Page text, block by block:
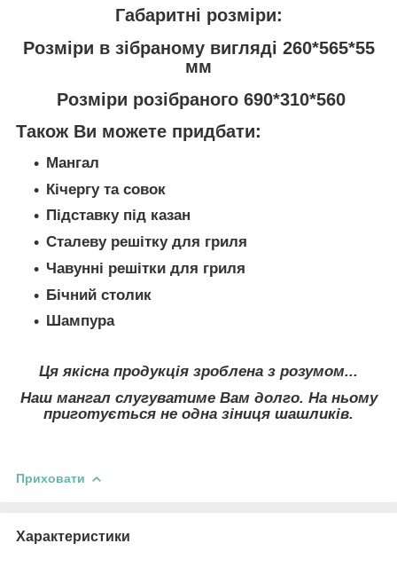
Габаритні розміри:
Розміри в зібраному вигляді 260*565*55
мм
Розміри розібраного 690*310*560
Також Ви можете придбати:
Мангал
Кічергу та совок
Підставку під казан
Сталеву решітку для гриля
Чавунні решітки для гриля
Бічний столик
Шампура
Ця якісна продукція зроблена з розумом...
Наш мангал слугуватиме Вам долго. На ньому
приготується не одна зіниця шашликів.
Приховати
Характеристики